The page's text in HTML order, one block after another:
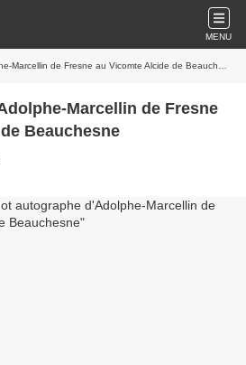
MENU
de Fresne au Vicomte Alcide de Beauchesne
Marcellin de Fresne
Beauchesne